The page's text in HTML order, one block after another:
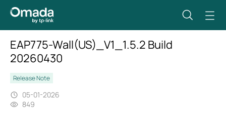
EAP775-Wall(US)_V1_1.5.2 Build
20260430
Release Note
05-01-2026
849